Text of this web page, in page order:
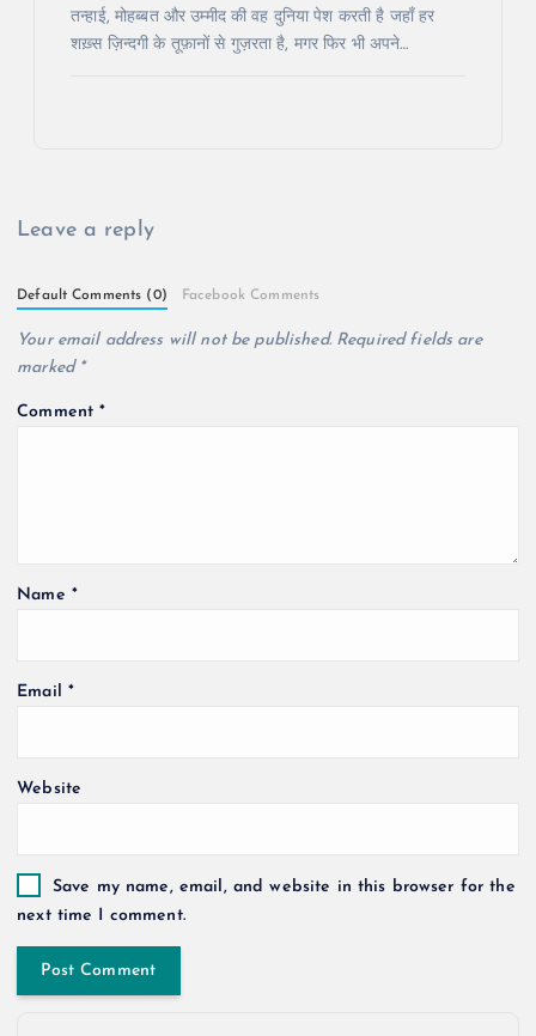
तन्हाई, मोहब्बत और उम्मीद की वह दुनिया पेश करती है जहाँ हर
शख़्स ज़िन्दगी के तूफ़ानों से गुज़रता है, मगर फिर भी अपने…
Leave a reply
Default Comments (0) Facebook Comments
Your email address will not be published. Required fields are
marked *
Comment*
Name *
Email *
Website
Save my name, email, and website in this browser for the
next time I comment.